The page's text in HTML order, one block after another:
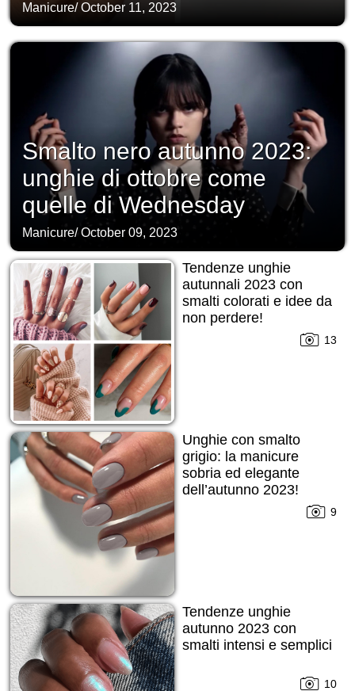
Manicure/October 11, 2023
Smalto nero autunno 2023:
unghie di ottobre come
quelle di Wednesday
Manicure/October 09, 2023
Tendenze unghie
autunnali 2023 con
smalti colorati e idee da
non perdere!
13
Unghie con smalto
grigio: la manicure
sobria ed elegante
dell’autunno 2023!
9
Tendenze unghie
autunno 2023 con
smalti intensi e semplici
10